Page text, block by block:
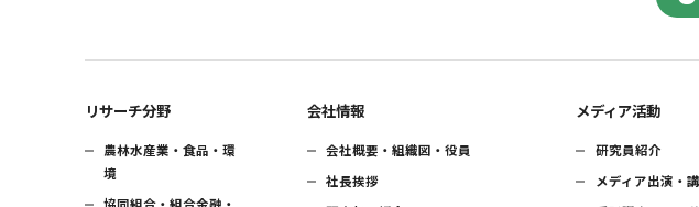
リサーチ分野
農林水産業・食品・環
境
会社情報
会社概要・組織図・役員
社長挨拶
メディア活動
研究員紹介
メディア出演・